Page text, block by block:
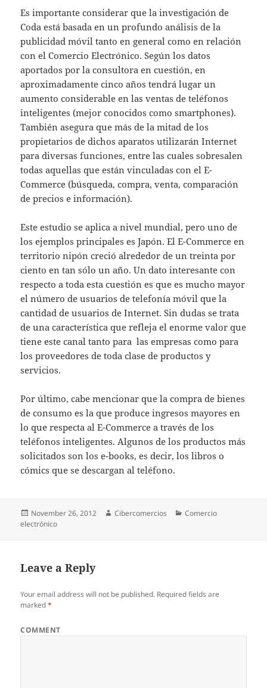
Es importante considerar que la investigación de
Coda está basada en un profundo análisis de la
publicidad móvil tanto en general como en relación
con el Comercio Electrónico. Según los datos
aportados por la consultora en cuestión, en
aproximadamente cinco años tendrá lugar un
aumento considerable en las ventas de teléfonos
inteligentes (mejor conocidos como smartphones).
También asegura que más de la mitad de los
propietarios de dichos aparatos utilizarán Internet
para diversas funciones, entre las cuales sobresalen
todas aquellas que están vinculadas con el E-
Commerce (búsqueda, compra, venta, comparación
de precios e información).
Este estudio se aplica a nivel mundial, pero uno de
los ejemplos principales es Japón. El E-Commerce en
territorio nipón creció alrededor de un treinta por
ciento en tan sólo un año. Un dato interesante con
respecto a toda esta cuestión es que es mucho mayor
el número de usuarios de telefonía móvil que la
cantidad de usuarios de Internet. Sin dudas se trata
de una característica que refleja el enorme valor que
tiene este canal tanto para las empresas como para
los proveedores de toda clase de productos y
servicios.
Por último, cabe mencionar que la compra de bienes
de consumo es la que produce ingresos mayores en
lo que respecta al E-Commerce a través de los
teléfonos inteligentes. Algunos de los productos más
solicitados son los e-books, es decir, los libros o
cómics que se descargan al teléfono.
Posted
on
November 26, 2012 Author
Cibercomercios Categories
Comercio
electrónico
Leave a Reply
Your email address will not be published. Required fields are
marked*
COMMENT